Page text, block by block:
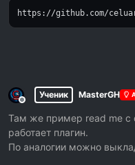
https://github.com/
Не в сети
Ученик MasterGH
Там же пример read me с
работает плагин.
По аналогии можно